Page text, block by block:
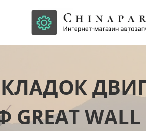
WALL